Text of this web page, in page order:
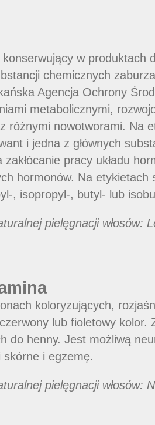
w produktach
chemicznych
Agencja Ochrony
metabolicznymi,
różnymi nowotworami. Na
i jedna z głównych
pracy układu
hormonów. Na etykietach
, isopropyl-, butyl- lub
pielęgnacji włosów:
koloryzujących,
lub fioletowy kolor.
do henny. Jest możliwą
skórne i egzemę.
pielęgnacji włosów: